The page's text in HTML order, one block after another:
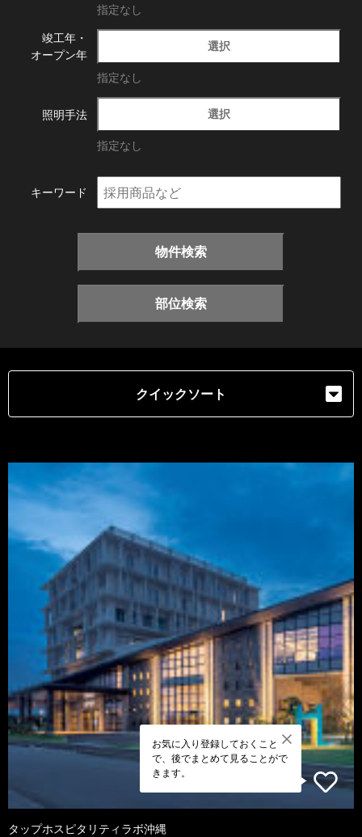
指定なし
竣工年・
オープン年
選択
指定なし
照明手法 選択
指定なし
キーワード
物件検索
部位検索
クイックソート
お気に入り登録しておくこと
で、後でまとめて見ることがで
きます。
タップホスピタリティラボ沖縄